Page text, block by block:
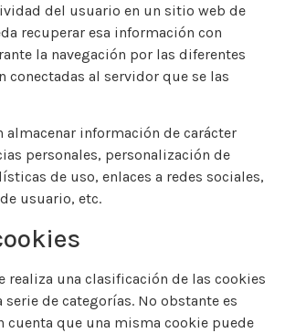
del usuario en un sitio web de
recuperar esa información con
la navegación por las diferentes
conectadas al servidor que se las
almacenar información de carácter
personales, personalización de
de uso, enlaces a redes sociales,
usuario, etc.
realiza una clasificación de las cookies
serie de categorías. No obstante es
cuenta que una misma cookie puede